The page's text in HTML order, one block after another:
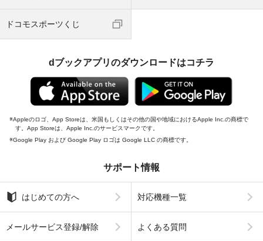
ドコモスポーツくじ
dブックアプリのダウンロードはコチラ
Appleのロゴ、App Storeは、米国もしくはその他の国や地域におけるApple Inc.の商標で
す。App Storeは、Apple Inc.のサービスマークです。
Google Play および Google Play ロゴは Google LLC の商標です。
サポート情報
はじめての方へ 対応機種一覧
メールサービス登録/解除 よくある質問